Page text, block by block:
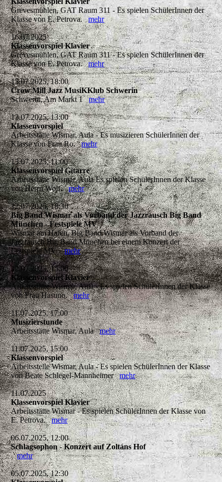
Grevesmühlen, GAT Raum 311 - Es spielen SchülerInnen der
Klasse von E. Petrova.mehr
16.07.2025
Klassenvorspiel Klavier
Grevesmühlen, GAT Raum 311 - Es spielen SchülerInnen der
Klasse von E. Petrova.mehr
15.07.2025, 18:00
Crow Mill Jazz MusiKKlub Schwerin
Schwerin, Am Markt 1mehr
13.07.2025, 13:00
Klassenvorspiel
Arbeitsstätte Wismar, Aula - Es musizieren SchülerInnen der
Klasse von Frau Ro.mehr
13.07.2025, 11:00
Klassenvorspiel Gitarre
Arbeitsstätte Wismar, Aula Es spielen SchülerInnen der Klasse
von Herrn Wolf.mehr
12.07.2025, 18:30
Big Band Wismar als Vorband der Jazzrausch Big Band
München - Festspiele MV
Wismar am Hafen, Big Band Wismar als Vorband der
Jazzrausch Big Band München bei einem Konzert der
Festspiele MVmehr
12.07.2025, 15:00
Klassenvorspiel Klavier
Arbeitsstätte Wismar, Aula - Es spielen SchülerInnen der Klasse
von Frau Hasuno.mehr
11.07.2025, 17:00
Musizierstunde
Arbeitsstätte Wismar, Aulamehr
11.07.2025, 15:00
Klassenvorspiel
Arbeitsstelle Wismar, Aula - Es spielen SchülerInnen der Klasse
von Beate Schlegel-Mannheimermehr
11.07.2025
Klassenvorspiel Klavier
Arbeitsstätte Wismar - Es spielen SchülerInnen der Klasse von
E. Petrova.mehr
06.07.2025, 12:00
Schlagsophon - Konzert auf Zoltáns Hof
mehr
05.07.2025, 12:30